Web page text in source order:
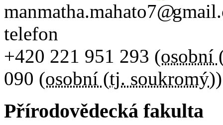
manmatha.mahato7
telefon
+420 221 951 293 (osobní
090 (osobní (tj. soukromý))
Přírodovědecká fakulta